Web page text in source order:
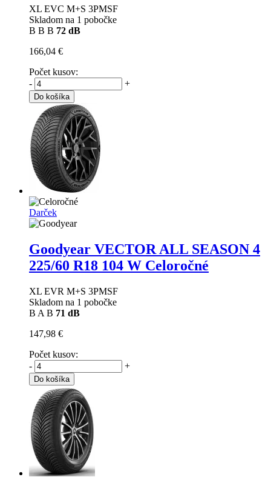
XL EVC M+S 3PMSF
Skladom na 1 pobočke
B B B 72 dB
166,04 €
Počet kusov:
-
+
Do košíka
Darček
Goodyear VECTOR ALL SEASON 4
225/60 R18 104 W Celoročné
XL EVR M+S 3PMSF
Skladom na 1 pobočke
B A B 71 dB
147,98 €
Počet kusov:
-
+
Do košíka